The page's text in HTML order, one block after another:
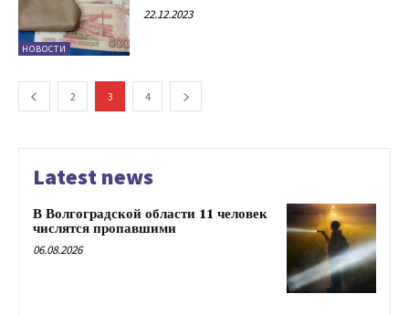
НОВОСТИ
22.12.2023
2 3 4
Latest news
В Волгоградской области 11 человек
числятся пропавшими
06.08.2026